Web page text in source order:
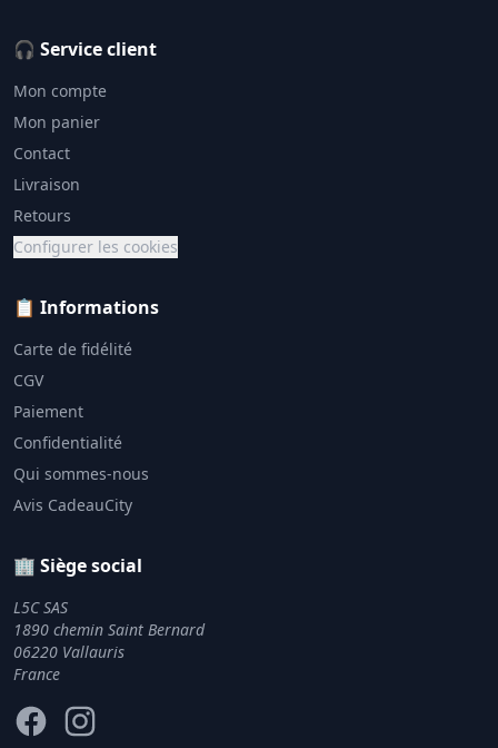
🎧 Service client
Mon compte
Mon panier
Contact
Livraison
Retours
Configurer les cookies
📋 Informations
Carte de fidélité
CGV
Paiement
Confidentialité
Qui sommes-nous
Avis CadeauCity
🏢 Siège social
L5C SAS
1890 chemin Saint Bernard
06220 Vallauris
France
FacebookInstagram